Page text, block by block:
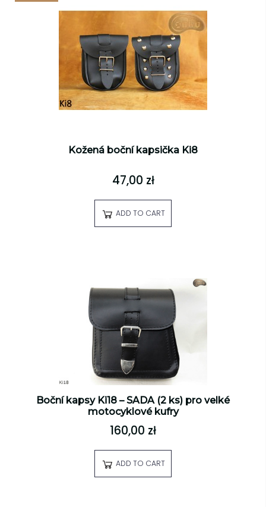
Kožená boční kapsička Ki8
47,00 zł
ADD TO CART
Boční kapsy Ki18 – SADA (2 ks) pro velké
motocyklové kufry
160,00 zł
ADD TO CART